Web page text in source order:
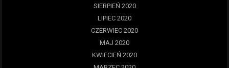
SIERPIEŃ 2020
LIPIEC 2020
CZERWIEC 2020
MAJ 2020
KWIECIEŃ 2020